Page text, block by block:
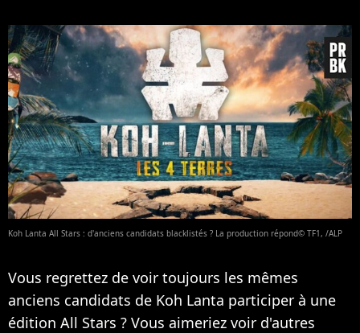
Koh Lanta All Stars : d'anciens candidats blacklistés ? La production répond© TF1, /ALP
Vous regrettez de voir toujours les mêmes
anciens candidats de Koh Lanta participer à une
édition All Stars ? Vous aimeriez voir d'autres